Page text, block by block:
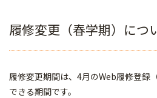
履修変更（春学期）につ
履修変更期間は、4月のWeb履修登録
できる期間です。